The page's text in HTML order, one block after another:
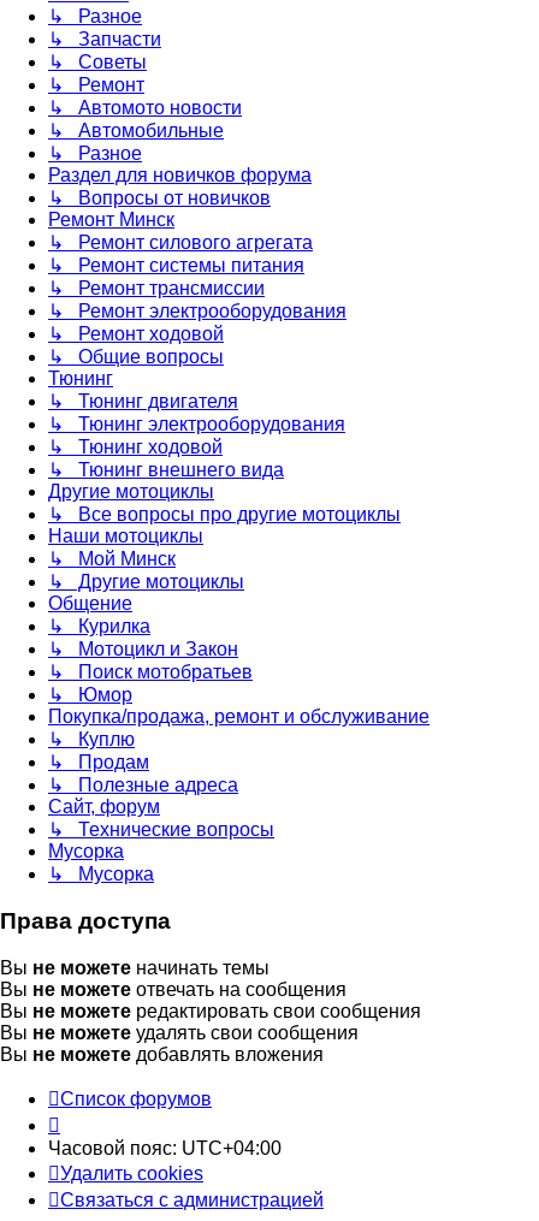
↳ Разное
↳ Запчасти
↳ Советы
↳ Ремонт
↳ Автомото новости
↳ Автомобильные
↳ Разное
Раздел для новичков форума
↳ Вопросы от новичков
Ремонт Минск
↳ Ремонт силового агрегата
↳ Ремонт системы питания
↳ Ремонт трансмиссии
↳ Ремонт электрооборудования
↳ Ремонт ходовой
↳ Общие вопросы
Тюнинг
↳ Тюнинг двигателя
↳ Тюнинг электрооборудования
↳ Тюнинг ходовой
↳ Тюнинг внешнего вида
Другие мотоциклы
↳ Все вопросы про другие мотоциклы
Наши мотоциклы
↳ Мой Минск
↳ Другие мотоциклы
Общение
↳ Курилка
↳ Мотоцикл и Закон
↳ Поиск мотобратьев
↳ Юмор
Покупка/продажа, ремонт и обслуживание
↳ Куплю
↳ Продам
↳ Полезные адреса
Сайт, форум
↳ Технические вопросы
Мусорка
↳ Мусорка
Права доступа
Вы не можете начинать темы
Вы не можете отвечать на сообщения
Вы не можете редактировать свои сообщения
Вы не можете удалять свои сообщения
Вы не можете добавлять вложения
Список форумов
Часовой пояс: UTC+04:00
Удалить cookies
Связаться с администрацией